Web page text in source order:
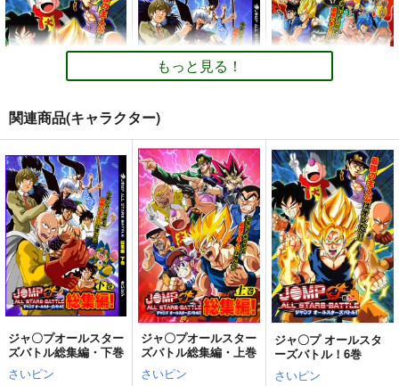
カート
ジャ〇プオールスター
ズバトル！第2弾-2巻
（税込）
ナルト
カート
BBAの奇妙な冒険３
さいピン
660円（税込）
クラウンピース
サンプル
カート
モリヤの奇妙な冒
険 総集編 下巻
さいピン
1,210円（税込）
古明地さとり
古明地こいし
サンプル
カート
ジャ〇プ オールスタ
ーズバトル！6巻
さいピン
660円（税込）
孫悟空
サンプル
作品詳細
ジャ〇プオールスター
ズバトル総集編・下巻
さいピン
1,430円（税込）
サイタマ
サンプル
作品詳細
ジャ〇プオールスター
ズバトル！第2弾-1巻
さいピン
660円（税込）
殺せんせー
サンプル
作品詳細
もっと見る！
関連商品(キャラクター)
ジャ〇プオールスター
ズバトル総集編・下巻
さいピン
ジャ〇プオールスター
ズバトル総集編・上巻
さいピン
ジャ〇プ オールスタ
ーズバトル！6巻
さいピン